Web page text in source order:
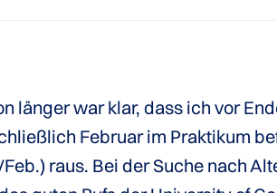
länger war klar, dass ich vor
Februar im Praktikum
raus. Bei der Suche nach